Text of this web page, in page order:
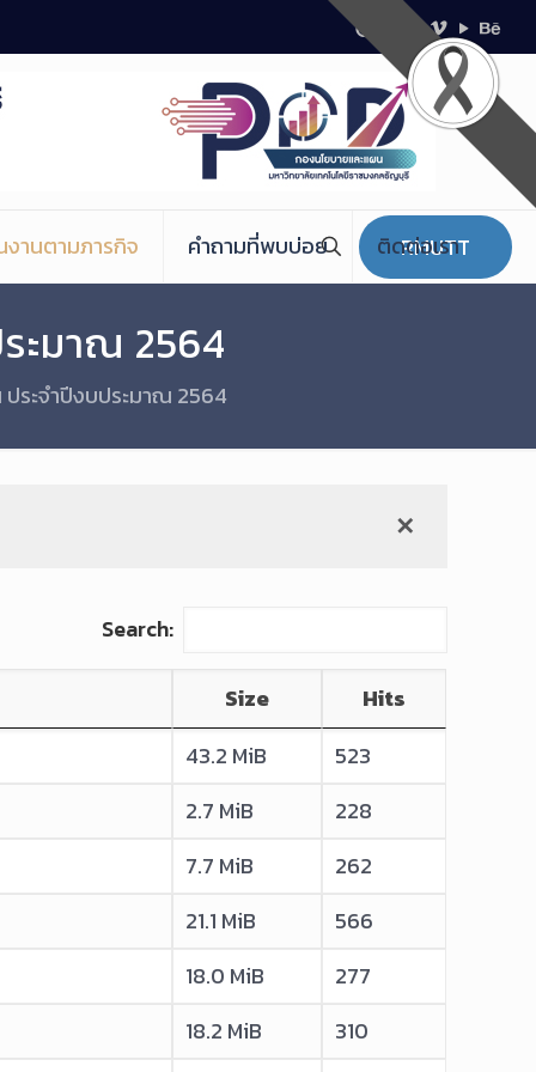
งานตามภารกิจ คำถามที่พบบ่อย ติดต่อเรา
RMUTT
ะมาณ 2564
ระจำปีงบประมาณ 2564
✕
Search:
Size
Hits
43.2 MiB
523
2.7 MiB
228
7.7 MiB
262
21.1 MiB
566
18.0 MiB
277
18.2 MiB
310